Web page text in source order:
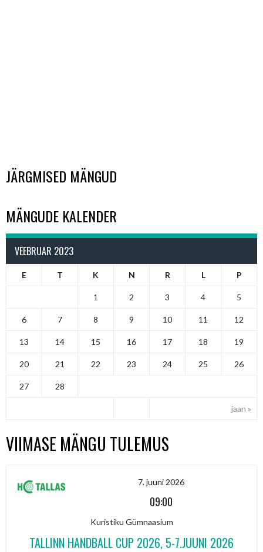
JÄRGMISED MÄNGUD
MÄNGUDE KALENDER
VEEBRUAR 2023
E T K N R L P
jaan »
1 2 3 4 5
6 7 8 9 10 11 12
13 14 15 16 17 18 19
20 21 22 23 24 25 26
27 28
VIIMASE MÄNGU TULEMUS
7. juuni 2026
09:00
Kuristiku Gümnaasium
TALLINN HANDBALL CUP 2026, 5-7.JUUNI 2026